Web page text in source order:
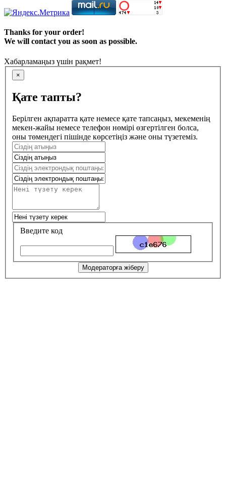
Thanks for your order!
We will contact you as soon as possible.
Хабарламаңыз үшін рақмет!
×
Қате тапты?
Берілген ақпаратта қате немесе қате тапсаңыз, мекеменің
мекен-жайы немесе телефон нөмірі өзгертілген болса,
оны төмендегі пішінде көрсетіңіз және оны түзетеміз.
Введите код
Модераторға жіберу